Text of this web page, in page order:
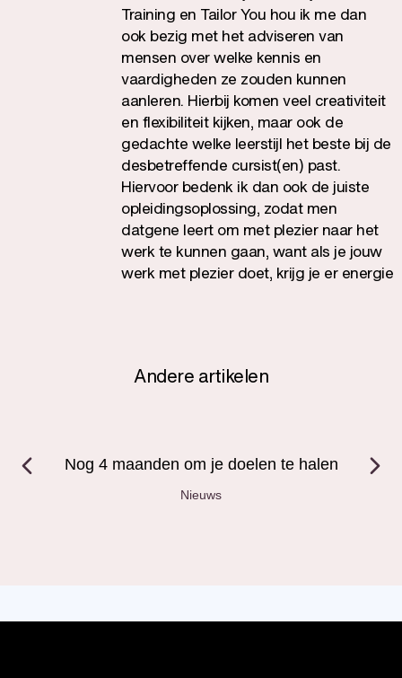
Training en Tailor You hou ik me dan
ook bezig met het adviseren van
mensen over welke kennis en
vaardigheden ze zouden kunnen
aanleren. Hierbij komen veel creativiteit
en flexibiliteit kijken, maar ook de
gedachte welke leerstijl het beste bij de
desbetreffende cursist(en) past.
Hiervoor bedenk ik dan ook de juiste
opleidingsoplossing, zodat men
datgene leert om met plezier naar het
werk te kunnen gaan, want als je jouw
werk met plezier doet, krijg je er energie
Andere artikelen
Nog 4 maanden om je doelen te halen
Nieuws